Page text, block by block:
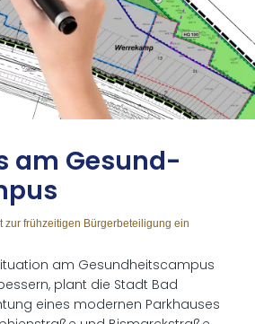
am Ge­sund­
zur frühzeitigen Bürgerbeteiligung ein
am Gesundheitscampus
plant die Stadt Bad
eines modernen Parkhauses